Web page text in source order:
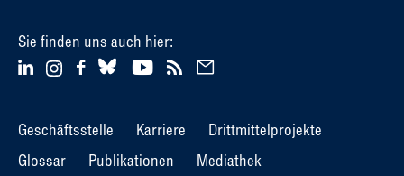
Sie finden uns auch hier:
Geschäftsstelle Karriere
Drittmittelprojekte
Glossar
Publikationen Mediathek